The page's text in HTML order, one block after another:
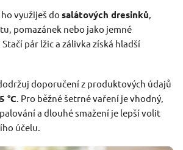
využiješ do salátových dresinků
pomazánek nebo jako jemné
pár lžic a zálivka získá hladší
doporučení z produktových údajů
°C . Pro běžné šetrné vaření je vhodný,
a dlouhé smažení je lepší volit
účelu.